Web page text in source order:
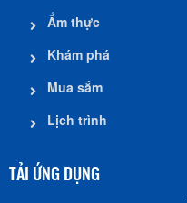
Ẩm thực
Khám phá
Mua sắm
Lịch trình
TẢI ỨNG DỤNG